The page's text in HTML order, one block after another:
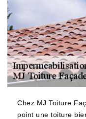
Chez MJ Toiture
point une toiture